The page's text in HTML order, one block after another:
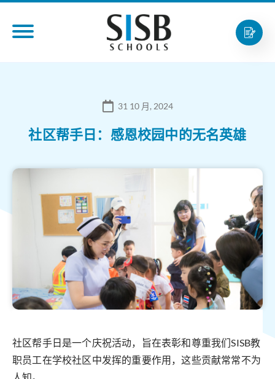
31 10 月, 2024
社区帮手日：感恩校园中的无名英雄
社区帮手日是一个庆祝活动，旨在表彰和尊重我们SISB教
职员工在学校社区中发挥的重要作用，这些贡献常常不为
人知。